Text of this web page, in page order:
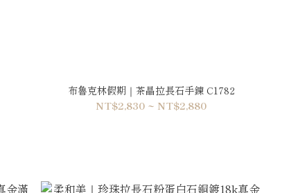
布魯克林假期｜茶晶拉長石手鍊 C1782
NT$2,830 ~ NT$2,880